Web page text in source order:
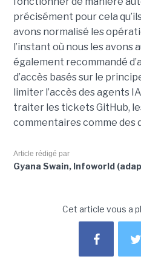
précisément pour cela
avons normalisé les
l’instant où nous les avons
également recommandé
d’accès basés sur le
limiter l’accès des agents
traiter les tickets GitHub,
commentaires comme des
Article rédigé par
Gyana Swain, Infoworld
Cet article vous a